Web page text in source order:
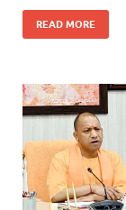
READ MORE